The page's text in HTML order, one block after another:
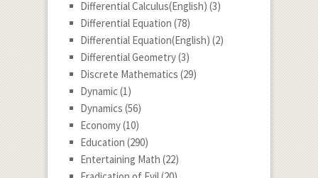
Differential Calculus(English) (3)
Differential Equation (78)
Differential Equation(English) (2)
Differential Geometry(3)
Discrete Mathematics (29)
Dynamic(1)
Dynamics (56)
Economy(10)
Education (290)
Entertaining Math (22)